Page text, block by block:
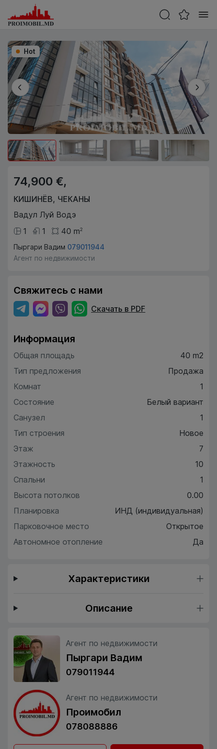
Hot
74,900 €,
КИШИНЁВ, ЧЕКАНЫ
Вадул Луй Водэ
1
1 40 m2
Пыргари Вадим 079011944
Агент по недвижимости
Свяжитесь с нами
Скачать в PDF
Информация
Общая площадь
40 m2
Тип предложения
Продажа
Комнат
1
Состояние
Белый вариант
Санузел
1
Тип строения
Новое
Этаж
7
Этажность
10
Спальни
1
Высота потолков
0.00
Планировка
ИНД (индивидуальная)
Парковочное место
Открытое
Автономное отопление
Да
Характеристики
Описание
Агент по недвижимости
Пыргари Вадим
079011944
Агент по недвижимости
Проимобил
078088886